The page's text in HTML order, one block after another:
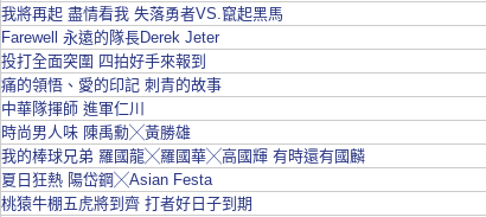
我將再起 盡情看我 失落勇者VS.竄起黑馬
Farewell 永遠的隊長Derek Jeter
投打全面突圍 四拍好手來報到
痛的領悟、愛的印記 刺青的故事
中華隊揮師 進軍仁川
時尚男人味 陳禹勳╳黃勝雄
我的棒球兄弟 羅國龍╳羅國華╳高國輝 有時還有國麟
夏日狂熱 陽岱鋼╳Asian Festa
桃猿牛棚五虎將到齊 打者好日子到期